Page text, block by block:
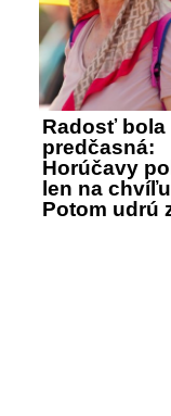
Radosť bola
predčasná:
Horúčavy
len na
Potom udrú